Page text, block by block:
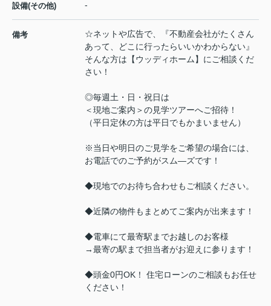
設備(その他) -
備考
☆ネットや広告で、『不動産会社がたくさん
あって、どこに行ったらいいかわからない』
そんな方は【ウッディホーム】にご相談くだ
さい！
◎毎週土・日・祝日は
＜現地ご案内＞の見学ツアーへご招待！
（平日定休の方は平日でもかまいません）
※当日や明日のご見学をご希望の場合には、
お電話でのご予約がスム―ズです！
◆現地でのお待ち合わせもご相談ください。
◆近隣の物件もまとめてご案内が出来ます！
◆電車にて最寄駅までお越しのお客様
→最寄の駅まで担当者がお迎えに参ります！
◆頭金0円OK！ 住宅ローンのご相談もお任せ
ください！